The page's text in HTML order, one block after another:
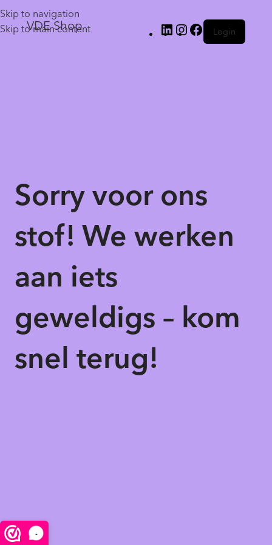
-
Skip to navigation
Skip to main content
VDE Shop Login
Sorry voor ons
stof! We werken
aan iets
geweldigs – kom
snel terug!